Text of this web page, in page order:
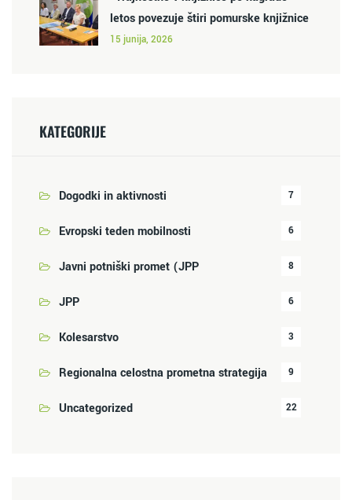
letos povezuje štiri pomurske knjižnice
15 junija, 2026
KATEGORIJE
Dogodki in aktivnosti 7
Evropski teden mobilnosti 6
Javni potniški promet (JPP 8
JPP 6
Kolesarstvo 3
Regionalna celostna prometna strategija 9
Uncategorized 22